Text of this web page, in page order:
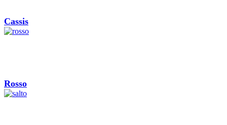
Cassis
Rosso